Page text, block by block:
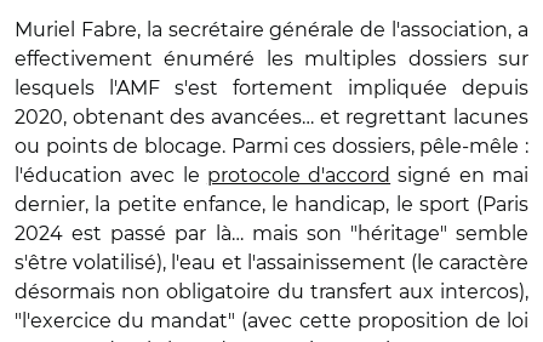
Muriel Fabre, la secrétaire générale de l'association, a
effectivement énuméré les multiples dossiers sur
lesquels l'AMF s'est fortement impliquée depuis
2020, obtenant des avancées… et regrettant lacunes
ou points de blocage. Parmi ces dossiers, pêle-mêle :
l'éducation avec le protocole d'accord signé en mai
dernier, la petite enfance, le handicap, le sport (Paris
2024 est passé par là… mais son "héritage" semble
s'être volatilisé), l'eau et l'assainissement (le caractère
désormais non obligatoire du transfert aux intercos),
"l'exercice du mandat" (avec cette proposition de loi